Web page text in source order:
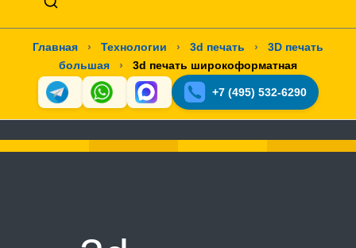
Главная › Технологии › 3d печать ›
3D печать
большая
› 3d печать широкоформатная
+7 (495) 532-6290